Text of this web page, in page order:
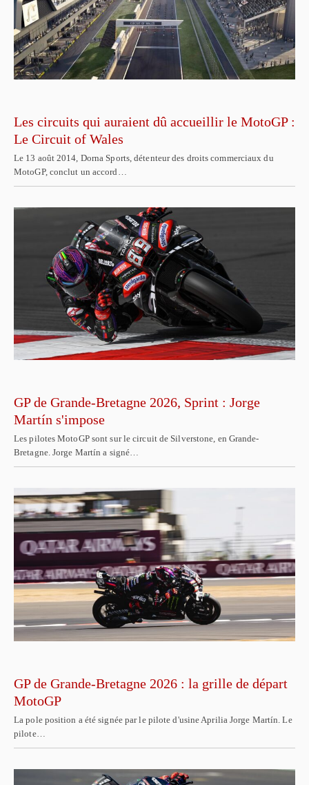
Les circuits qui auraient dû accueillir le MotoGP :
Le Circuit of Wales
Le 13 août 2014, Dorna Sports, détenteur des droits commerciaux du
MotoGP, conclut un accord…
GP de Grande-Bretagne 2026, Sprint : Jorge
Martín s'impose
Les pilotes MotoGP sont sur le circuit de Silverstone, en Grande-
Bretagne. Jorge Martín a signé…
GP de Grande-Bretagne 2026 : la grille de départ
MotoGP
La pole position a été signée par le pilote d'usine Aprilia Jorge Martín. Le
pilote…